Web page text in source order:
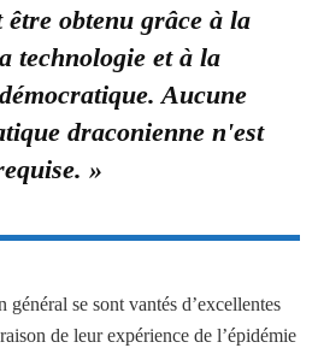
être obtenu grâce à la
technologie et à la
Aucune
draconienne n'est
»
général se sont vantés d’excellentes
de leur expérience de l’épidémie